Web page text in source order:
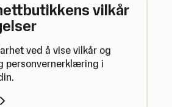
vilkår
ved å vise vilkår og
personvernerklæring i